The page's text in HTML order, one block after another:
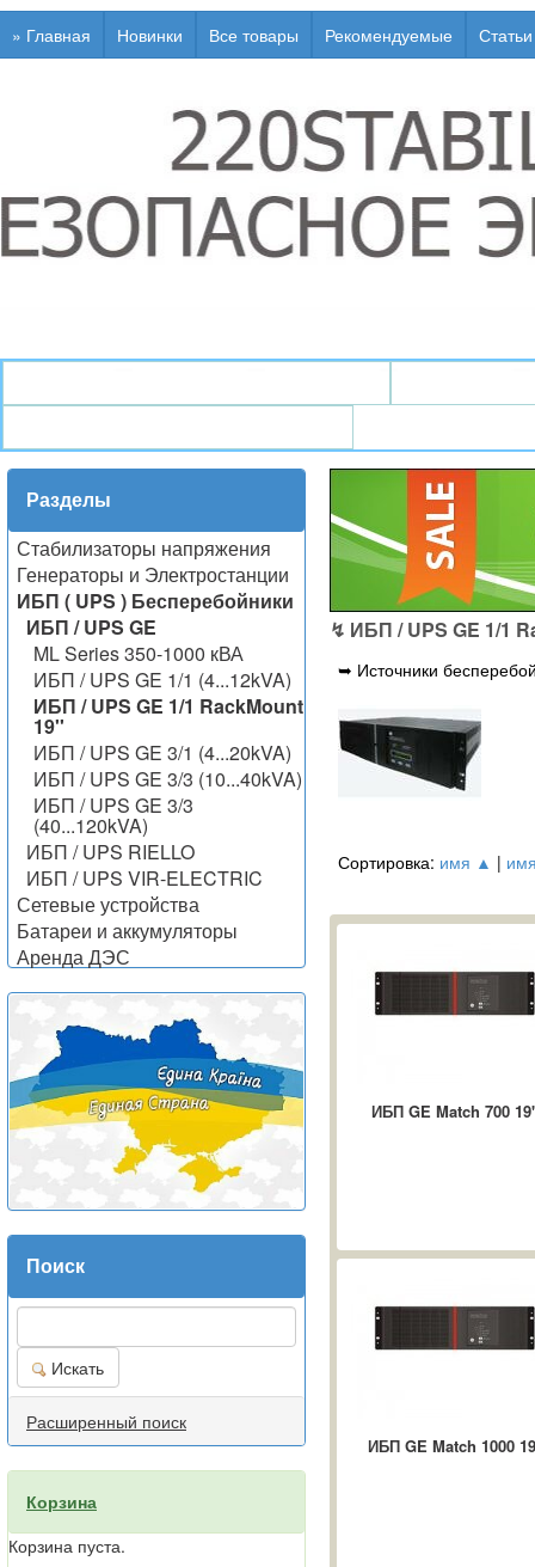
» Главная Новинки Все товары Рекомендуемые Статьи
Разделы
Стабилизаторы напряжения
Генераторы и Электростанции
ИБП ( UPS ) Бесперебойники
ИБП / UPS GE
ML Series 350-1000 кВА
ИБП / UPS GE 1/1 (4...12kVA)
ИБП / UPS GE 1/1 RackMount
19''
ИБП / UPS GE 3/1 (4...20kVA)
ИБП / UPS GE 3/3 (10...40kVA)
ИБП / UPS GE 3/3
(40...120kVA)
ИБП / UPS RIELLO
ИБП / UPS VIR-ELECTRIC
Сетевые устройства
Батареи и аккумуляторы
Аренда ДЭС
Поиск
Искать
Расширенный поиск
Корзина
Корзина пуста.
↯ ИБП / UPS GE 1/1
➥ Источники
Сортировка: имя ▲ |
ИБП GE Match 700
ИБП GE Match 1000